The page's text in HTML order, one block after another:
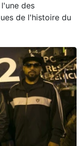
des
de l'histoire du